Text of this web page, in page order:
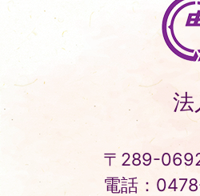
庄
町
〒289-
電話：